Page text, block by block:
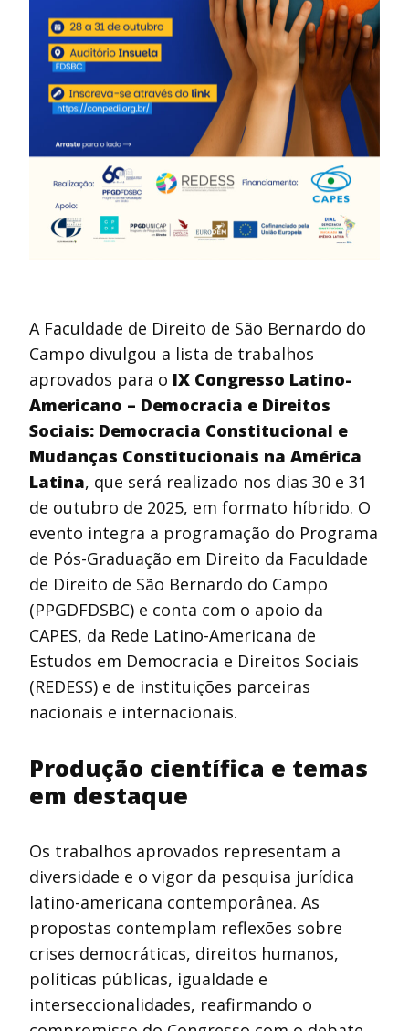
A Faculdade de Direito de São Bernardo do
Campo divulgou a lista de trabalhos
aprovados para o IX Congresso Latino-
Americano – Democracia e Direitos
Sociais: Democracia Constitucional e
Mudanças Constitucionais na América
Latina, que será realizado nos dias 30 e 31
de outubro de 2025, em formato híbrido. O
evento integra a programação do Programa
de Pós-Graduação em Direito da Faculdade
de Direito de São Bernardo do Campo
(PPGDFDSBC) e conta com o apoio da
CAPES, da Rede Latino-Americana de
Estudos em Democracia e Direitos Sociais
(REDESS) e de instituições parceiras
nacionais e internacionais.
Produção científica e temas
em destaque
Os trabalhos aprovados representam a
diversidade e o vigor da pesquisa jurídica
latino-americana contemporânea. As
propostas contemplam reflexões sobre
crises democráticas, direitos humanos,
políticas públicas, igualdade e
interseccionalidades, reafirmando o